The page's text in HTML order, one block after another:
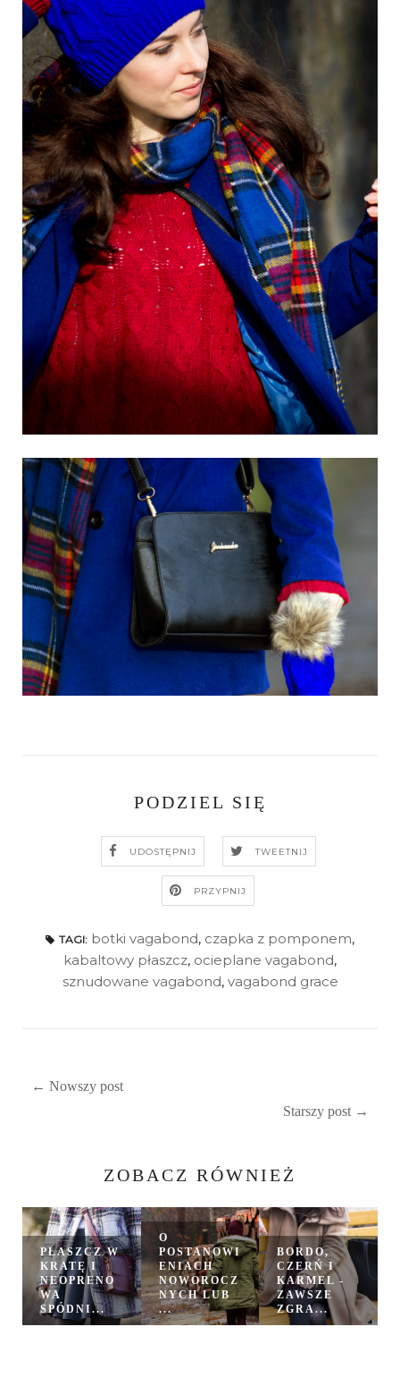
PODZIEL SIĘ
UDOSTĘPNIJ TWEETNIJ
PRZYPNIJ
TAGI: botki vagabond, czapka z pomponem,
kabaltowy płaszcz, ocieplane vagabond,
sznudowane vagabond, vagabond grace
← Nowszy post
Starszy post →
ZOBACZ RÓWNIEŻ
PŁASZCZ W
KRATĘ I
NEOPRENO
WA
SPÓDNI...
O
POSTANOWI
ENIACH
NOWOROCZ
NYCH LUB
...
BORDO,
CZERŃ I
KARMEL -
ZAWSZE
ZGRA...